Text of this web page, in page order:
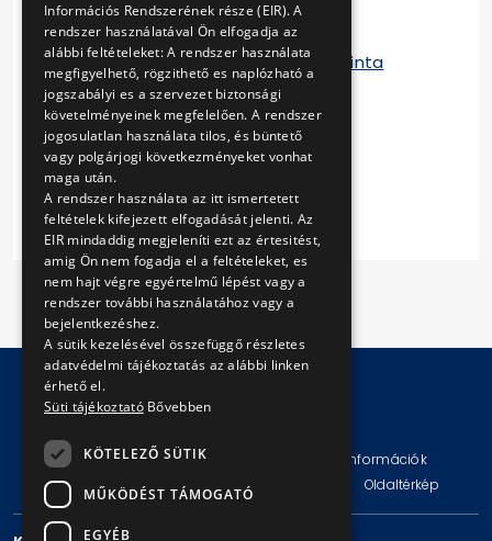
Ajánlati felhívás
Egységár táblázat
Vállalkozási keretszerződés minta
1. sz. melléklet
2. sz. melléklet
3. sz. melléklet
4. sz. melléklet
5. sz. melléklet
Impresszum Jogi nyilatkozat
Technikai információk
Adatvédelmi politika és tájékoztatások
Oldaltérkép
Információs Rendszerének része (EIR). A
rendszer használatával Ön elfogadja az
alábbi feltételeket: A rendszer használata
megfigyelhető, rögzithető es naplózható a
jogszabályi es a szervezet biztonsági
követelményeinek megfelelően. A rendszer
jogosulatlan használata tilos, és büntető
vagy polgárjogi következményeket vonhat
maga után.
A rendszer használata az itt ismertetett
feltételek kifejezett elfogadását jelenti. Az
EIR mindaddig megjeleníti ezt az értesitést,
amig Ön nem fogadja el a feltételeket, es
nem hajt végre egyértelmű lépést vagy a
rendszer további használatához vagy a
bejelentkezéshez.
A sütik kezelésével összefüggő részletes
adatvédelmi tájékoztatás az alábbi linken
érhető el.
Süti tájékoztató Bővebben
KÖTELEZŐ SÜTIK
MŰKÖDÉST TÁMOGATÓ
EGYÉB